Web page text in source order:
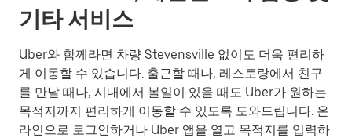
기타 서비스
Uber와 함께라면 차량 Stevensville 없이도 더욱 편리하
게 이동할 수 있습니다. 출근할 때나, 레스토랑에서 친구
를 만날 때나, 시내에서 볼일이 있을 때도 Uber가 원하는
목적지까지 편리하게 이동할 수 있도록 도와드립니다. 온
라인으로 로그인하거나 Uber 앱을 열고 목적지를 입력하